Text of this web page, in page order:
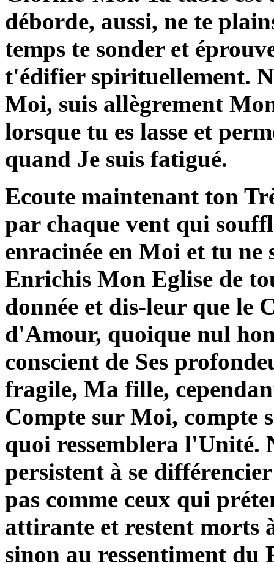
déborde, aussi, ne te
temps te sonder et
t'édifier spirituellement.
Moi, suis allègrement
lorsque tu es lasse et
quand Je suis fatigué.
Ecoute maintenant ton
par chaque vent qui
enracinée en Moi et tu ne
Enrichis Mon Eglise de
donnée et dis-leur que le
d'Amour, quoique nul
conscient de Ses
fragile, Ma fille,
Compte sur Moi, compte
quoi ressemblera l'Unité.
persistent à se
pas comme ceux qui
attirante et restent
sinon au ressentiment du